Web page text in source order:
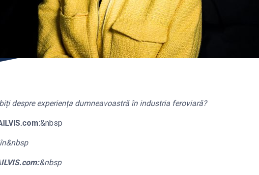
despre experiența dumneavoastră în industria feroviară?
&nbsp
&nbsp